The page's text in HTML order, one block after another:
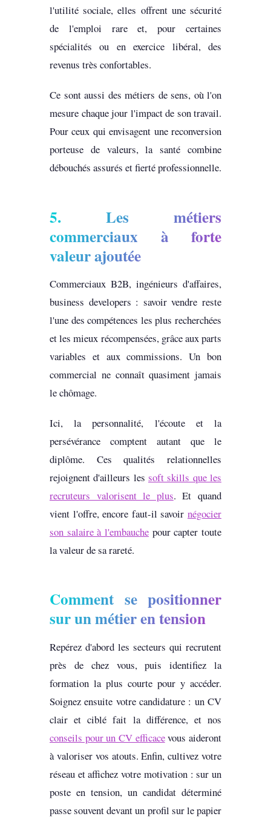
l'utilité sociale, elles offrent une sécurité
de l'emploi rare et, pour certaines
spécialités ou en exercice libéral, des
revenus très confortables.
Ce sont aussi des métiers de sens, où l'on
mesure chaque jour l'impact de son travail.
Pour ceux qui envisagent une reconversion
porteuse de valeurs, la santé combine
débouchés assurés et fierté professionnelle.
5. Les métiers
commerciaux à forte
valeur ajoutée
Commerciaux B2B, ingénieurs d'affaires,
business developers : savoir vendre reste
l'une des compétences les plus recherchées
et les mieux récompensées, grâce aux parts
variables et aux commissions. Un bon
commercial ne connaît quasiment jamais
le chômage.
Ici, la personnalité, l'écoute et la
persévérance comptent autant que le
diplôme. Ces qualités relationnelles
rejoignent d'ailleurs les soft skills que les
recruteurs valorisent le plus. Et quand
vient l'offre, encore faut-il savoir négocier
son salaire à l'embauche pour capter toute
la valeur de sa rareté.
Comment se positionner
sur un métier en tension
Repérez d'abord les secteurs qui recrutent
près de chez vous, puis identifiez la
formation la plus courte pour y accéder.
Soignez ensuite votre candidature : un CV
clair et ciblé fait la différence, et nos
conseils pour un CV efficacevous aideront
à valoriser vos atouts. Enfin, cultivez votre
réseau et affichez votre motivation : sur un
poste en tension, un candidat déterminé
passe souvent devant un profil sur le papier